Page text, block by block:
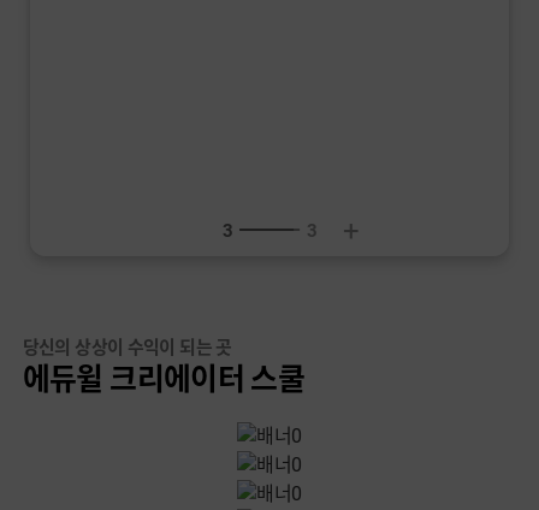
1 3 +
당신의 상상이 수익이 되는 곳
에듀윌 크리에이터 스쿨